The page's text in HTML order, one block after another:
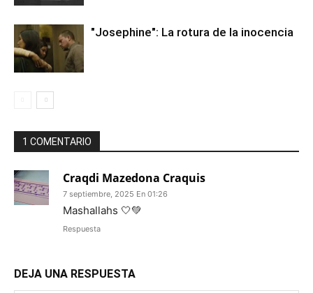
"Josephine": La rotura de la inocencia
1 COMENTARIO
Craqdi Mazedona Craquis
7 septiembre, 2025 En 01:26
Mashallahs 🤍💚
Respuesta
DEJA UNA RESPUESTA